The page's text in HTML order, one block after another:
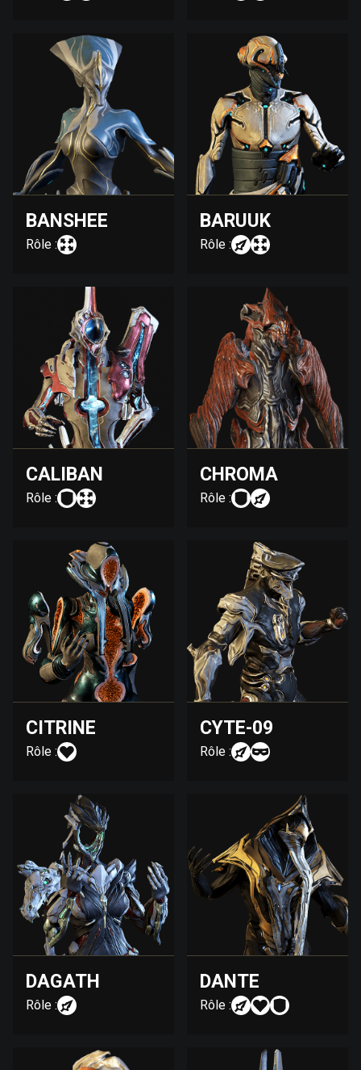
BANSHEE
Rôle :
BARUUK
Rôle :
CALIBAN
Rôle :
CHROMA
Rôle :
CITRINE
Rôle :
CYTE-09
Rôle :
DAGATH
Rôle :
DANTE
Rôle :